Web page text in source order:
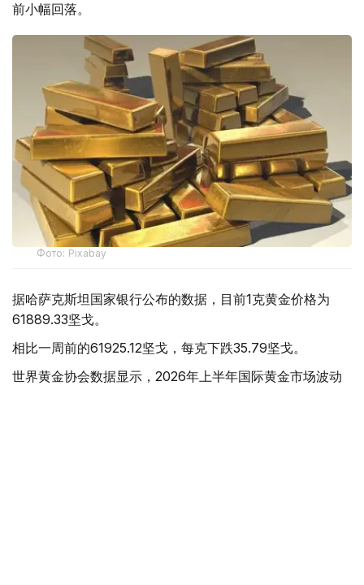
前小幅回落。
Фото: Pixabay
据哈萨克斯坦国家银行公布的数据，目前1克黄金价格为
61889.33坚戈。
相比一周前的61925.12坚戈，每克下跌35.79坚戈。
世界黄金协会数据显示，2026年上半年国际黄金市场波动